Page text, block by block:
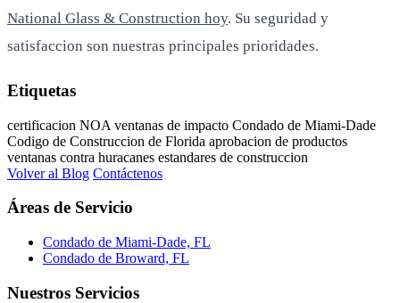
National Glass & Construction hoy. Su seguridad y
satisfaccion son nuestras principales prioridades.
Etiquetas
certificacion NOA ventanas de impacto Condado de Miami-Dade
Codigo de Construccion de Florida aprobacion de productos
ventanas contra huracanes estandares de construccion
Volver al Blog Contáctenos
Áreas de Servicio
Condado de Miami-Dade, FL
Condado de Broward, FL
Nuestros Servicios